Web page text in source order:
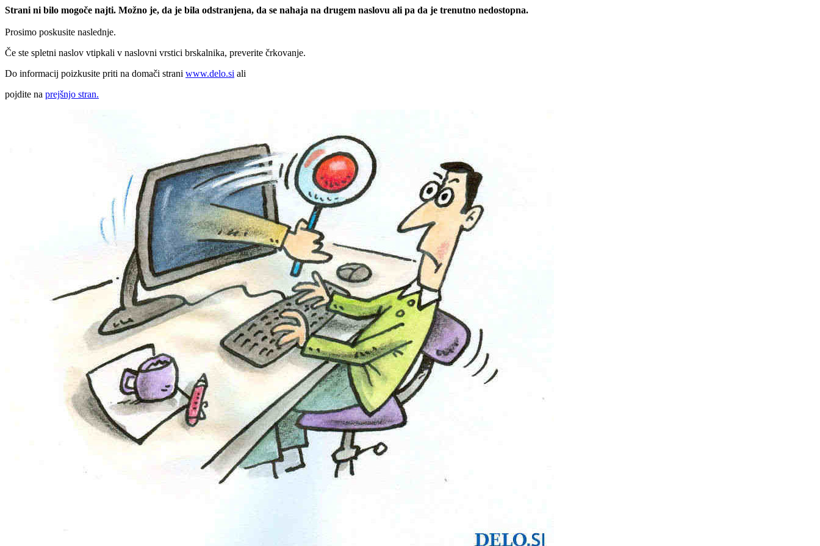
Strani ni bilo mogoče najti. Možno je, da je bila odstranjena, da se nahaja na drugem naslovu ali pa da je trenutno nedostopna.
Prosimo poskusite naslednje.
Če ste spletni naslov vtipkali v naslovni vrstici brskalnika, preverite črkovanje.
Do informacij poizkusite priti na domači strani www.delo.si ali
pojdite na prejšnjo stran.